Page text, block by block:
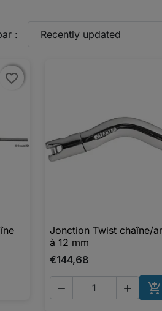
: Recently updated
favorite_border
favorite_border
AU PANIER
 Aperçu
Jonction Twist chaîne/
à 12 mm
€144,68
  